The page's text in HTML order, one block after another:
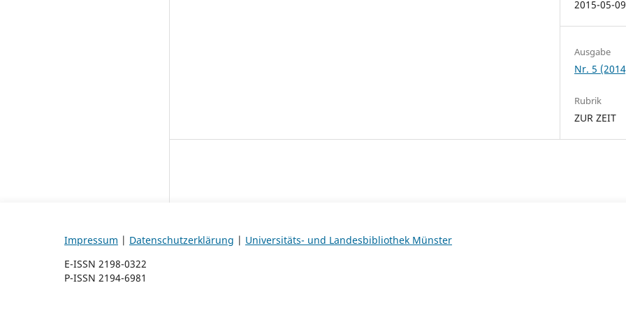
2015-05-09
Ausgabe
Nr. 5
Rubrik
ZUR ZEIT
Impressum | Datenschutzerklärung | Universitäts- und Landesbibliothek Münster
E-ISSN 2198-0322
P-ISSN 2194-6981